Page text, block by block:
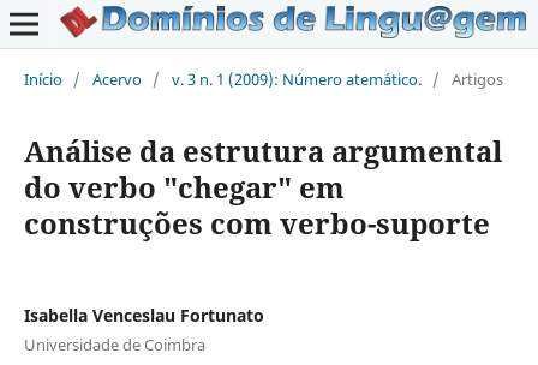
Início / Acervo / v. 3 n. 1 (2009): Número atemático. / Artigos
Análise da estrutura argumental
do verbo "chegar" em
construções com verbo-suporte
Isabella Venceslau Fortunato
Universidade de Coimbra